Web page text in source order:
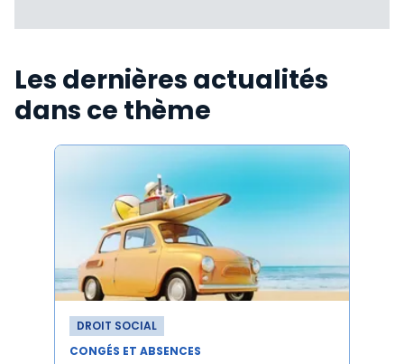
Les dernières actualités
dans ce thème
DROIT SOCIAL
CONGÉS ET ABSENCES